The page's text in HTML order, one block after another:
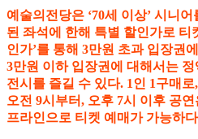
예술의전당은 ‘70세 이상’ 시니
된 좌석에 한해 특별 할인가로 티
인가’를 통해 3만원 초과 입장권
3만원 이하 입장권에 대해서는
전시를 즐길 수 있다. 1인 1구매
오전 9시부터, 오후 7시 이후 공
프라인으로 티켓 예매가 가능하